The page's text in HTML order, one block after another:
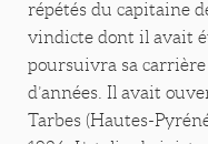
répétés du capitaine
vindicte dont il avait
poursuivra sa
d’années. Il avait
Tarbes (Hautes-